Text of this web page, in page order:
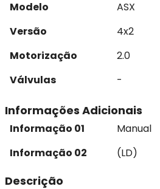
Modelo
ASX
Versão
4x2
Motorização
2.0
Válvulas
-
Informações Adicionais
Informação 01
Manual
Informação 02
(LD)
Descrição